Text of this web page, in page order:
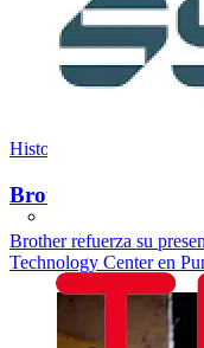
Historias de éxito
Brother crea un
Brother refuerza su
Technology Center en